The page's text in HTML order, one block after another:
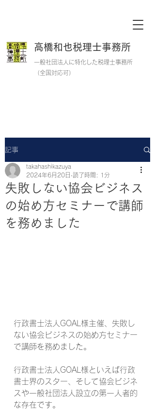
高橋和也税理士事務所
一般社団法人に特化した税理士事務所
​​（全国対応可）
記事
失敗しない協会ビジネス
の始め方セミナーで講師
を務めました
takahashikazuya
2024年6月20日 読了時間: 1分
行政書士法人GOAL様主催、失敗し
ない協会ビジネスの始め方セミナー
で講師を務めました。
行政書士法人GOAL様といえば行政
書士界のスター、そして協会ビジネ
スや一般社団法人設立の第一人者的
な存在です。